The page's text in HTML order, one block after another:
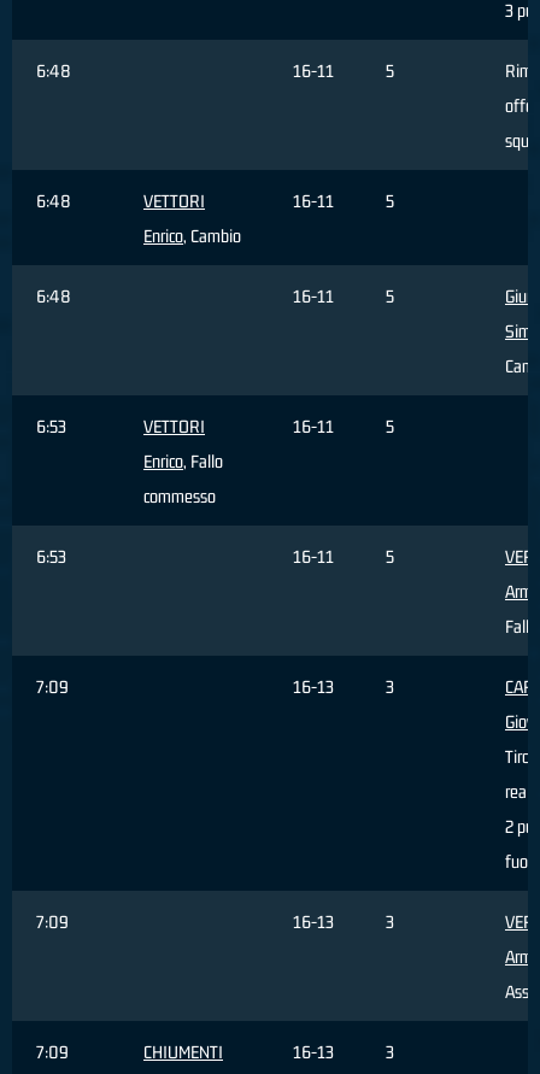
3
6:48 16-11 5
6:48
VETTORI
Enrico, Cambio
16-11 5
6:48 16-11 5
6:53
VETTORI
Enrico, Fallo
commesso
16-11 5
6:53 16-11 5
7:09 16-13 3
Tiro
2
fuori
7:09 16-13 3
7:09
CHIUMENTI
16-13 3